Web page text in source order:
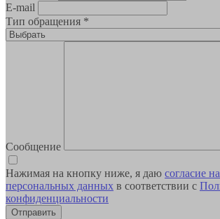
E-mail
Тип обращения *
Сообщение
Нажимая на кнопку ниже, я даю согласие
персональных данных в соответствии с
конфиденциальности